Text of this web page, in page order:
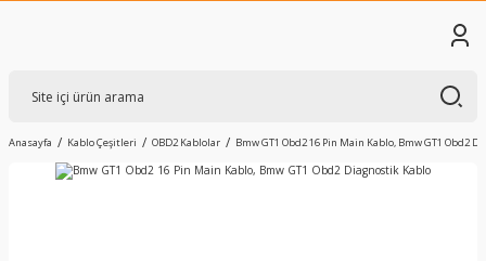
Anasayfa Kablo Çeşitleri OBD2 Kablolar Bmw GT1 Obd2 16 Pin Main Kablo, Bmw GT1 Obd2